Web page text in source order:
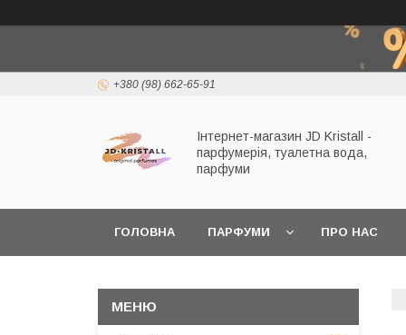
+380 (98) 662-65-91
Інтернет-магазин JD Kristall -
парфумерія, туалетна вода,
парфуми
ГОЛОВНА ПАРФУМИ ПРО НАС